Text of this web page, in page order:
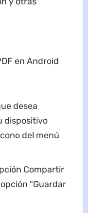
en Android
desea
dispositivo
del menú
Compartir
"Guardar